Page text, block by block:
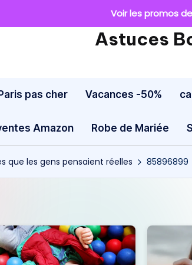
Astuces
Paris pas cher Vacances -50%
Amazon Robe de Mariée
que les gens pensaient réelles 85896899
Voir les promos